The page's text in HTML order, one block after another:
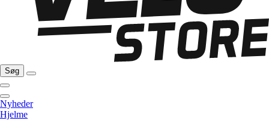
Søg
Nyheder
Hjelme